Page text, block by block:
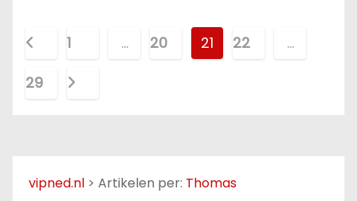
B
e
r
c
1 … 20 21 22
…
29
vipned.nl > Artikelen per: Thomas